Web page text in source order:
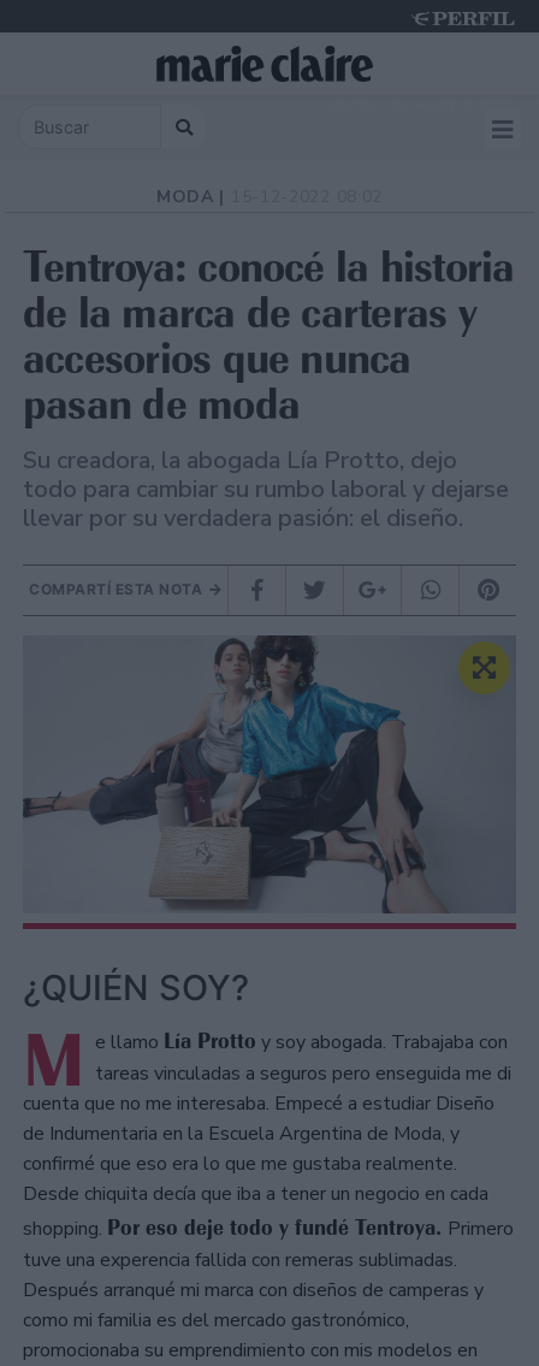
MODA |
Tentroya: conocé la historia
de la marca de carteras y
accesorios que nunca
pasan de moda
Su creadora, la abogada Lía Protto, dejo
todo para cambiar su rumbo laboral y dejarse
llevar por su verdadera pasión: el diseño.
COMPARTÍ ESTA NOTA
¿QUIÉN SOY?
M e llamo Lía Protto y soy abogada. Trabajaba con
tareas vinculadas a seguros pero enseguida me di
cuenta que no me interesaba. Empecé a estudiar Diseño
de Indumentaria en la Escuela Argentina de Moda, y
confirmé que eso era lo que me gustaba realmente.
Desde chiquita decía que iba a tener un negocio en cada
shopping. Por eso deje todo y fundé Tentroya. Primero
tuve una experencia fallida con remeras sublimadas.
Después arranqué mi marca con diseños de camperas y
como mi familia es del mercado gastronómico,
promocionaba su emprendimiento con mis modelos en